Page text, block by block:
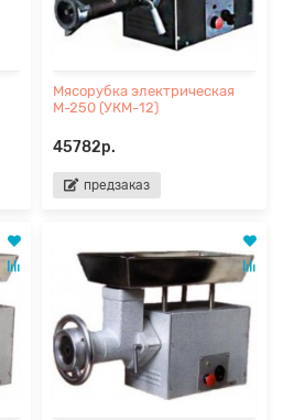
Мясорубка электрическая
М-250 (УКМ-12)
45782р.
предзаказ